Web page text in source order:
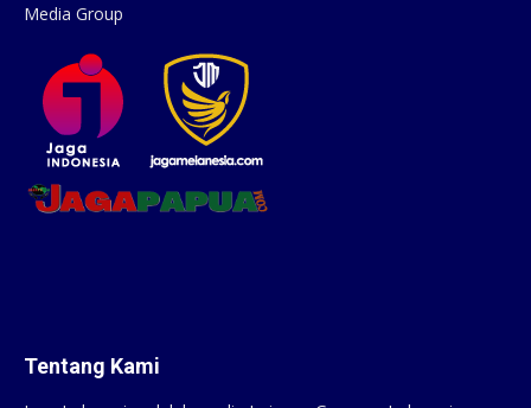
Media Group
Tentang Kami